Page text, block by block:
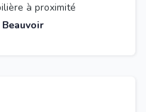
à proximité